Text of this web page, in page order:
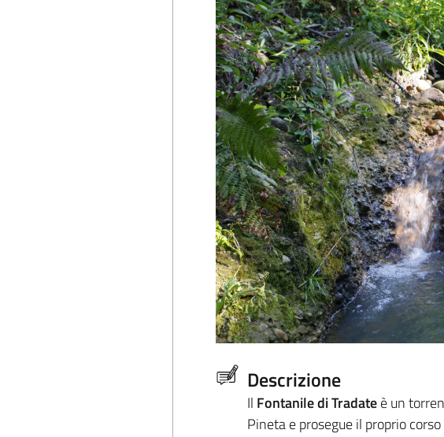
Descrizione
Il Fontanile di Tradateè un
Pineta e prosegue il proprio